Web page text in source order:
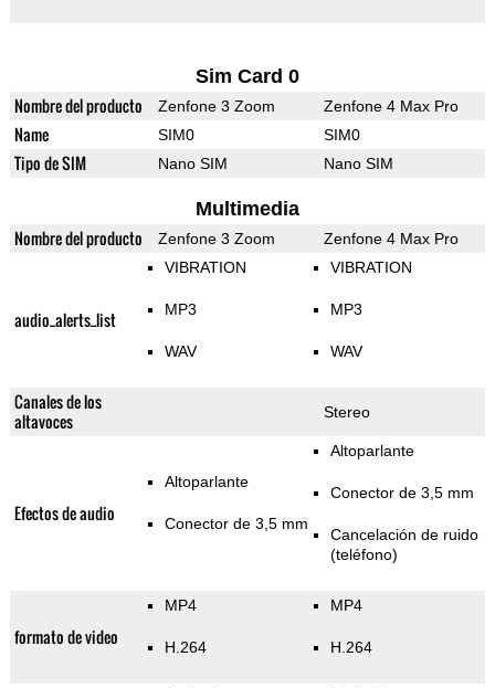
Sim Card 0
Nombre del producto Zenfone 3 Zoom Zenfone 4 Max Pro
Name SIM0 SIM0
Tipo de SIM Nano SIM Nano SIM
Multimedia
Nombre del producto Zenfone 3 Zoom Zenfone 4 Max Pro
audio_alerts_list
VIBRATION
MP3
WAV
VIBRATION
MP3
WAV
Canales de los
altavoces
Stereo
Efectos de audio
Altoparlante
Conector de 3,5 mm
Altoparlante
Conector de 3,5 mm
Cancelación de ruido
(teléfono)
formato de video
MP4
H.264
MP4
H.264